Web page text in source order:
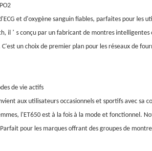
et d'oxygène sanguin fiables, parfaites pour les
il ’ s conçu par un fabricant de montres
un choix de premier plan pour les réseaux de
de vie actifs
aux utilisateurs occasionnels et sportifs avec sa
l'ET650 est à la fois à la mode et fonctionnel.
pour les marques offrant des groupes de